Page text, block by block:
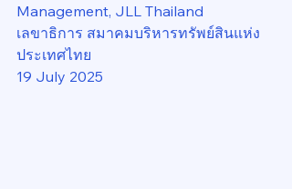
Management, JLL Thailand
เลขาธิการ สมาคมบริหารทรัพย์สินแห่ง
ประเทศไทย
19 July 2025